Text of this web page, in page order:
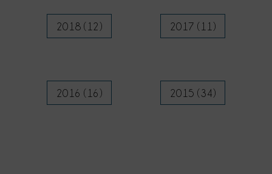
2018 (12) 2017 (11)
2016 (16) 2015 (34)